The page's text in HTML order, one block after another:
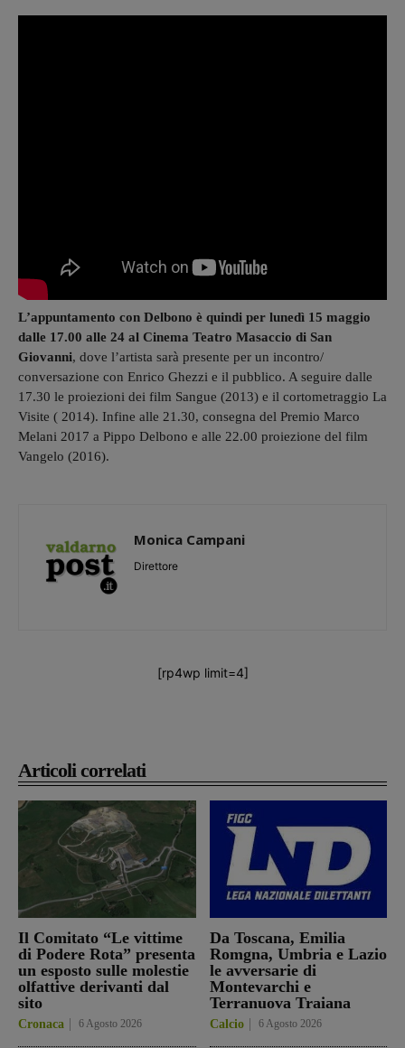
Articoli correlati
Il Comitato “Le vittime
di Podere Rota” presenta
un esposto sulle molestie
olfattive derivanti dal
sito
Cronaca 6 Agosto 2026
Da Toscana, Emilia
Romgna, Umbria e Lazio
le avversarie di
Montevarchi e
Terranuova Traiana
Calcio 6 Agosto 2026
L’appuntamento con Delbono è quindi per lunedì 15 maggio
dalle 17.00 alle 24 al Cinema Teatro Masaccio di San
Giovanni, dove l’artista sarà presente per un incontro/
conversazione con Enrico Ghezzi e il pubblico. A seguire dalle
17.30 le proiezioni dei film Sangue (2013) e il cortometraggio La
Visite ( 2014). Infine alle 21.30, consegna del Premio Marco
Melani 2017 a Pippo Delbono e alle 22.00 proiezione del film
Vangelo (2016).
Monica Campani
Direttore
[rp4wp limit=4]